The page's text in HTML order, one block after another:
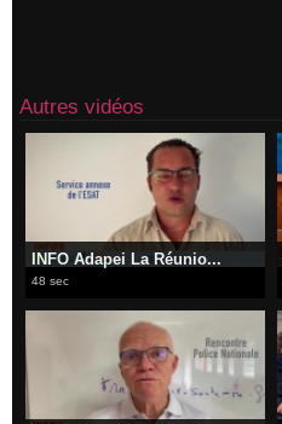
Autres vidéos
INFO Adapei La Réunio...
48 sec